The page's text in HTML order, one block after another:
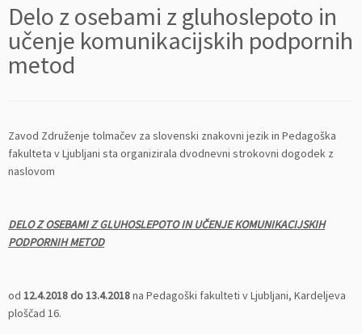
Delo z osebami z gluhoslepoto in
učenje komunikacijskih podpornih
metod
Zavod Združenje tolmačev za slovenski znakovni jezik in Pedagoška
fakulteta v Ljubljani sta organizirala dvodnevni strokovni dogodek z
naslovom
DELO Z OSEBAMI Z GLUHOSLEPOTO IN UČENJE KOMUNIKACIJSKIH
PODPORNIH METOD
od 12.4.2018 do 13.4.2018na Pedagoški fakulteti v Ljubljani, Kardeljeva
ploščad 16.